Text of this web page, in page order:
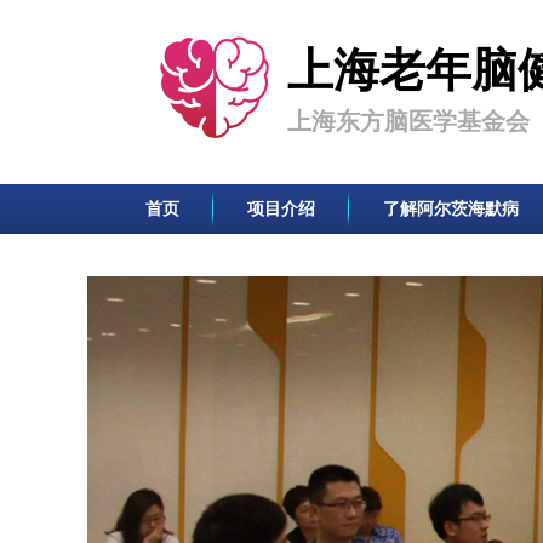
上海老年脑
上海东方脑医学基金会
首页 项目介绍 了解阿尔茨海默病